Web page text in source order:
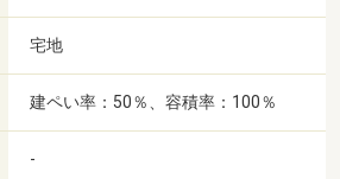
宅地
建ペい率：50％、容積率：100％
-